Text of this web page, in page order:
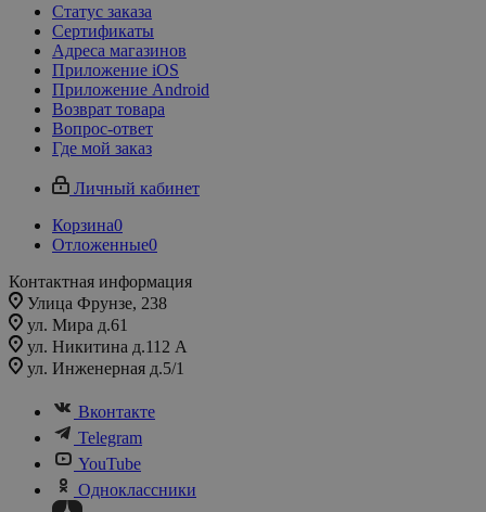
Статус заказа
Сертификаты
Адреса магазинов
Приложение iOS
Приложение Android
Возврат товара
Вопрос-ответ
Где мой заказ
Личный кабинет
Корзина0
Отложенные0
Контактная информация
Улица Фрунзе, 238​
ул. Мира д.61
ул. Никитина д.112 А
ул. Инженерная д.5/1
Вконтакте
Telegram
YouTube
Одноклассники